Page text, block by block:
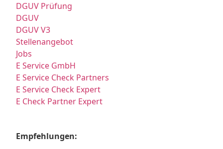
DGUV Prüfung
DGUV
DGUV V3
Stellenangebot
Jobs
E Service GmbH
E Service Check Partners
E Service Check Expert
E Check Partner Expert
Empfehlungen: